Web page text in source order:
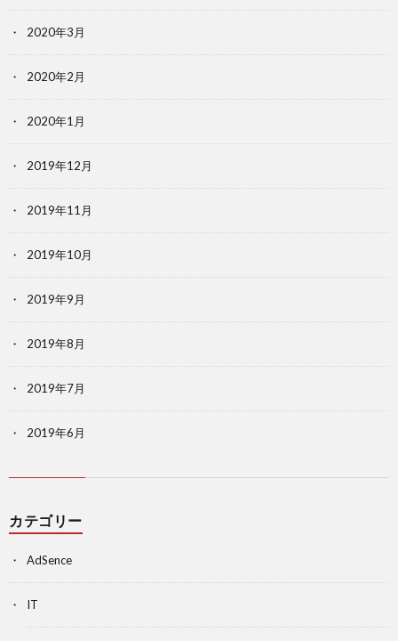
2020年3月
2020年2月
2020年1月
2019年12月
2019年11月
2019年10月
2019年9月
2019年8月
2019年7月
2019年6月
カテゴリー
AdSence
IT